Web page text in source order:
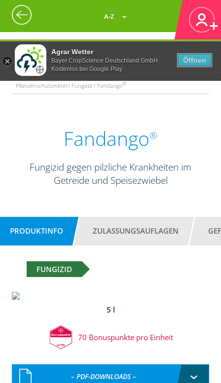
Agrar Wetter
Bayer CropScience Deutschland GmbH
Kostenlos bei Google Play
Öffnen
A-Z
Pflanzenschutzmittel / Fungizid / Fandango®
Fandango®
Fungizid gegen pilzliche Krankheiten im
Getreide und Speisezwiebel
PRODUKTINFO ZULASSUNGSAUFLAGEN
FUNGIZID
5 l
70 Bonuspunkte pro Einheit
– PDF-DOWNLOADS –